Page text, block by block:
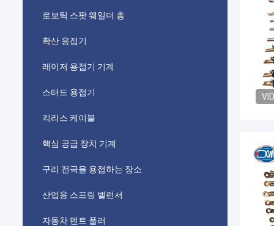
로보틱 스팟 웨일더 총
확산 용접기
레이저 용접기 기계
스터드 용접기
킥리스 케이블
핵심 공급 장치 기계
구리 전극을 용접하는 장소
산업용 스프링 밸런서
자동차 덴트 풀러